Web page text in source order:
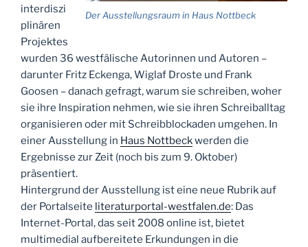
Der Ausstellungsraum in Haus Nottbeck
interdiszi
plinären
Projektes
wurden 36 westfälische Autorinnen und Autoren –
darunter Fritz Eckenga, Wiglaf Droste und Frank
Goosen – danach gefragt, warum sie schreiben, woher
sie ihre Inspiration nehmen, wie sie ihren Schreiballtag
organisieren oder mit Schreibblockaden umgehen. In
einer Ausstellung in Haus Nottbeckwerden die
Ergebnisse zur Zeit (noch bis zum 9. Oktober)
präsentiert.
Hintergrund der Ausstellung ist eine neue Rubrik auf
der Portalseite literaturportal-westfalen.de: Das
Internet-Portal, das seit 2008 online ist, bietet
multimedial aufbereitete Erkundungen in die